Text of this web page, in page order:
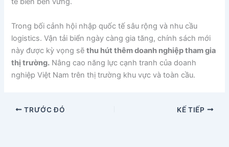
Trong bối cảnh hội nhập quốc tế sâu rộng và nhu cầu
logistics. Vận tải biển ngày càng gia tăng, chính sách mới
này được kỳ vọng sẽthu hút thêm doanh nghiệp tham gia
thị trường. Nâng cao năng lực cạnh tranh của doanh
nghiệp Việt Nam trên thị trường khu vực và toàn cầu.
TRƯỚC ĐÓ KẾ TIẾP